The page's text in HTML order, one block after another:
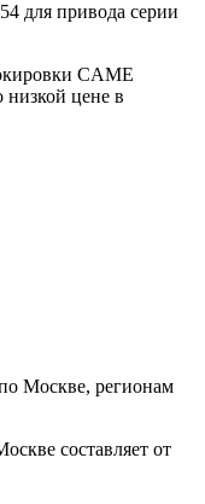
для привода серии
CAME
цене в
Москве, регионам
составляет от